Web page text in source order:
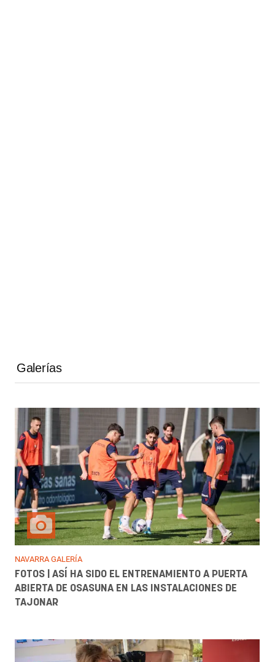
Galerías
NAVARRA GALERÍA
FOTOS | ASÍ HA SIDO EL ENTRENAMIENTO A PUERTA
ABIERTA DE OSASUNA EN LAS INSTALACIONES DE
TAJONAR